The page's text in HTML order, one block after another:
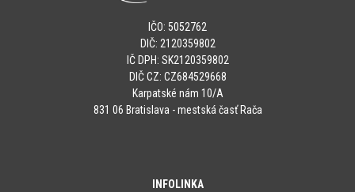
IČO: 5052762
DIČ: 2120359802
IČ DPH: SK2120359802
DIČ CZ: CZ684529668
Karpatské nám 10/A
831 06 Bratislava - mestská časť Rača
INFOLINKA